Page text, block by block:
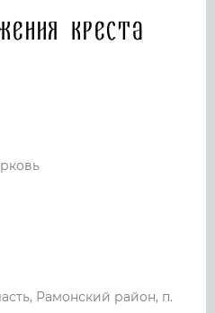
Креста
Рамонский район, п.